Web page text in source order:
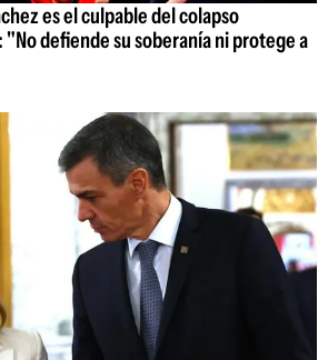
es el culpable del colapso
defiende su soberanía ni protege a